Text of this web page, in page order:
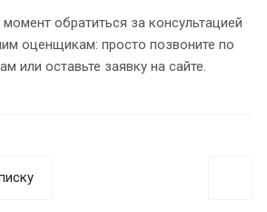
обратиться за консультацией
оценщикам: просто позвоните по
или оставьте заявку на сайте.